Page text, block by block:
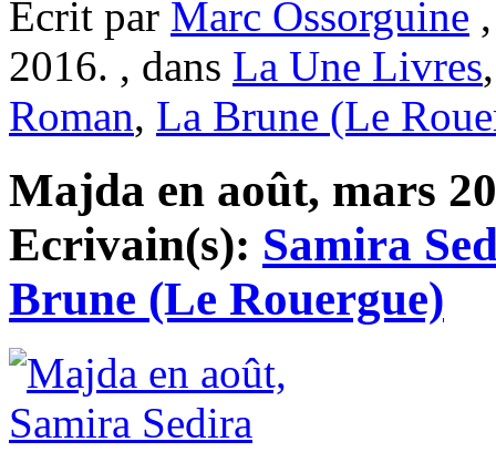
Ecrit par Marc Ossorguine
2016. , dans La Une Livres
Roman, La Brune (Le
Majda en août, mars
Ecrivain(s): Samira
Brune (Le Rouergue)